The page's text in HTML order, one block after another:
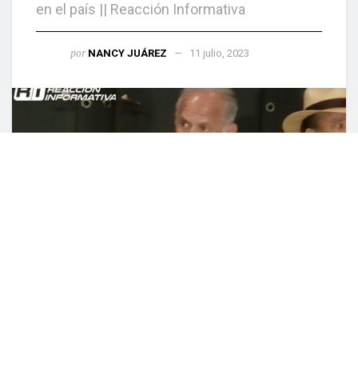
en el país || Reacción Informativa
por NANCY JUÁREZ